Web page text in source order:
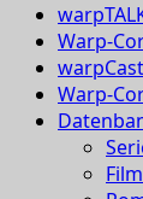
Warp-
Warp-